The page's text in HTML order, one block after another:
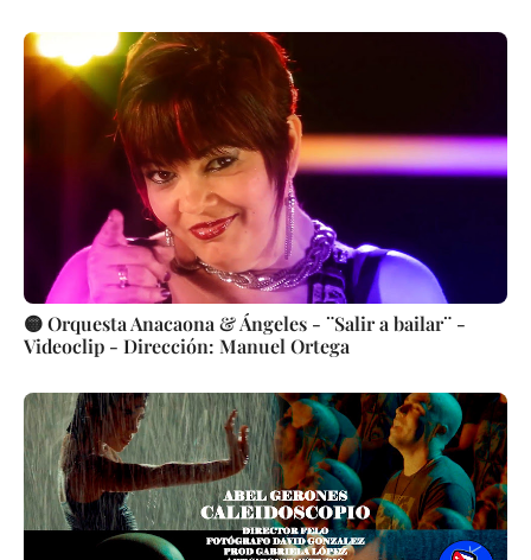
🟡 Orquesta Anacaona & Ángeles - ¨Salir a bailar¨ -
Videoclip - Dirección: Manuel Ortega